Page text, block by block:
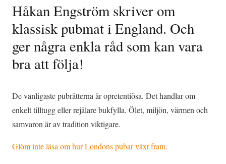
Håkan Engström skriver om
klassisk pubmat i England. Och
ger några enkla råd som kan vara
bra att följa!
De vanligaste pubrätterna är opretentiösa. Det handlar om
enkelt tilltugg eller rejälare bukfylla. Ölet, miljön, värmen och
samvaron är av tradition viktigare.
Glöm inte läsa om hur Londons pubar växt fram.